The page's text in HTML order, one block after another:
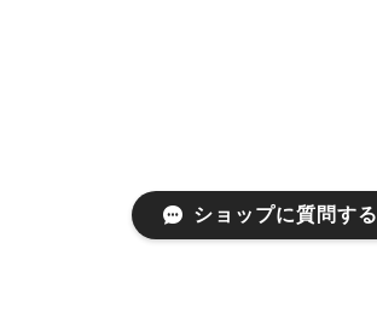
ショップに質問する